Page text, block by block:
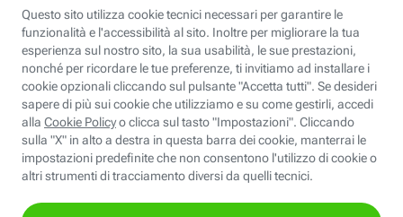
Fastweb Digital Academy
STEP FuturAbility District
Insieme, siamo futuro